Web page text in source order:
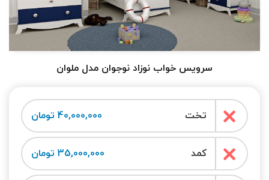
سرویس خواب نوزاد نوجوان مدل ملوان
تخت 40,000,000 تومان
کمد 35,000,000 تومان